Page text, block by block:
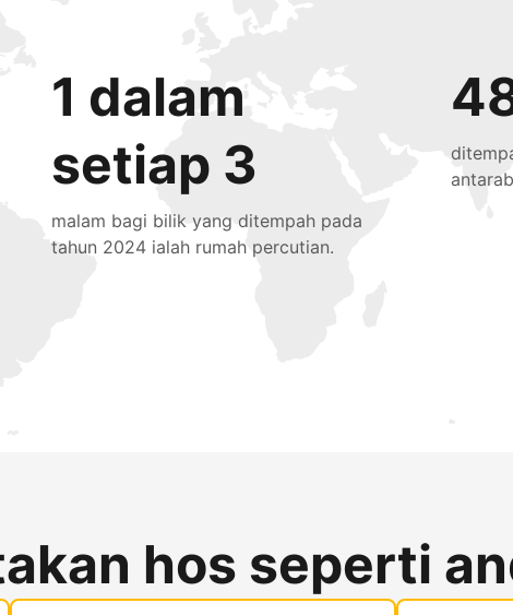
1 dalam
setiap 3
malam bagi bilik yang ditempah pada
tahun 2024 ialah rumah percutian.
hos seperti